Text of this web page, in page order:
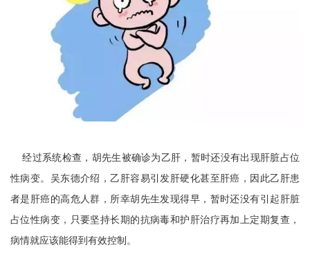
经过系统检查，胡先生被确诊为乙肝，暂时还没有出现肝脏占位
性病变。吴东德介绍，乙肝容易引发肝硬化甚至肝癌，因此乙肝患
者是肝癌的高危人群，所幸胡先生发现得早，暂时还没有引起肝脏
占位性病变，只要坚持长期的抗病毒和护肝治疗再加上定期复查，
病情就应该能得到有效控制。